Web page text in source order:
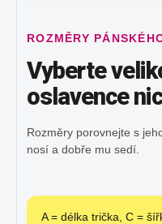
ROZMĚRY
Vyberte
oslavence
Rozměry porovnejte s
nosí a dobře mu sedí.
A = délka trička, C =